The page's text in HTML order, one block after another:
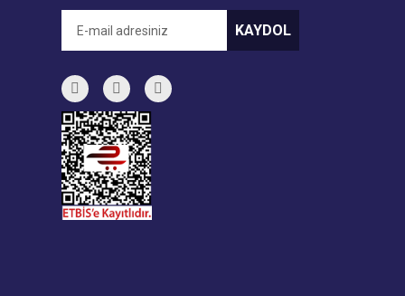
KAYDOL